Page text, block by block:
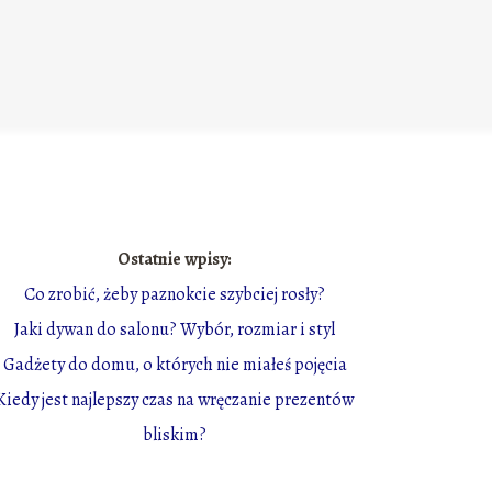
Ostatnie wpisy:
Co zrobić, żeby paznokcie szybciej rosły?
Jaki dywan do salonu? Wybór, rozmiar i styl
Gadżety do domu, o których nie miałeś pojęcia
jest najlepszy czas na wręczanie prezentów
bliskim?